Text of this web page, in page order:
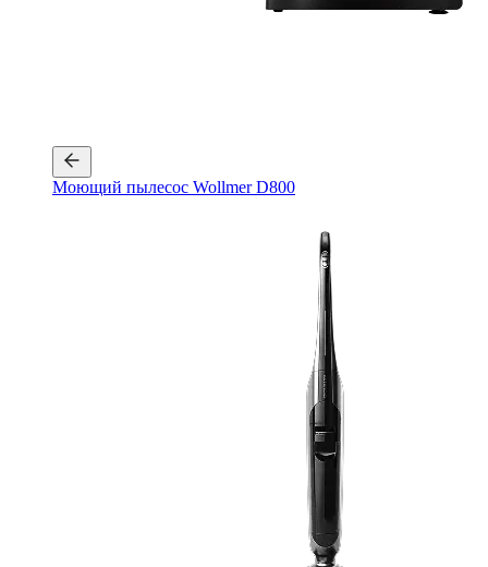
Моющий пылесос Wollmer D800